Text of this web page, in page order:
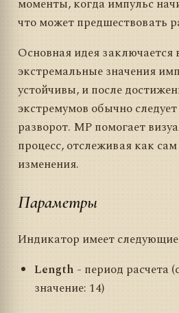
моменты, когда импульс
что может предшествовать
Основная идея заключается
экстремальные значения
устойчивы, и после
экстремумов обычно
разворот. MP помогает
процесс, отслеживая как
изменения.
Параметры
Индикатор имеет
Length - период расчета
значение: 14)